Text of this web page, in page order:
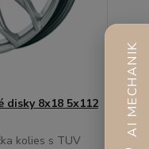
disky 8x18 5x112
kolies s TUV
AI MECHANIK